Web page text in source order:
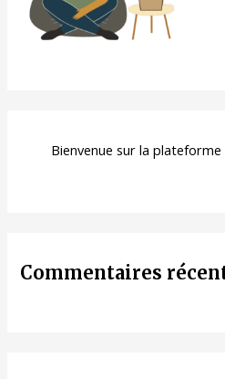
Bienvenue sur la plateforme
Commentaires